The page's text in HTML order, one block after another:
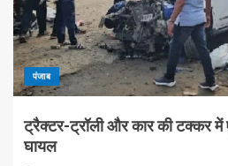
पंजाब
ट्रैक्टर-ट्रॉली और कार की टक्कर में
घायल